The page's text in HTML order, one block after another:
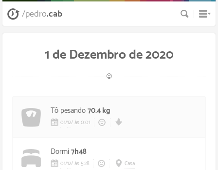
/pedro.cab Busca
1 de Dezembro de 2020
😉
Tô pesando70.4 kg
01/12/ às 0:01
Dormi7h48
01/12/às 5:28 Casa